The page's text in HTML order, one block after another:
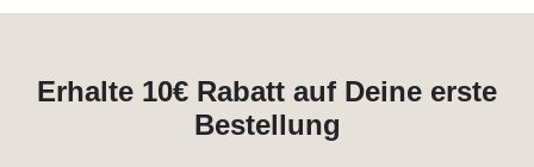
Erhalte 10€ Rabatt auf Deine erste
Bestellung